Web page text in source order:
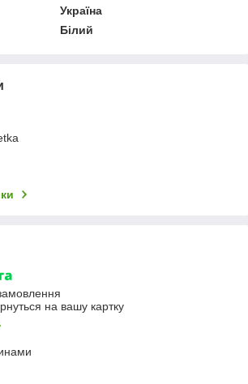
Україна
Білий
на вашу картку